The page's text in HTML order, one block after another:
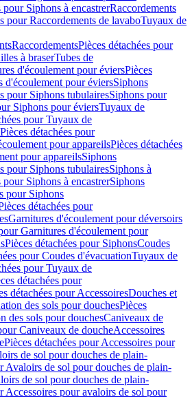
pour Siphons à encastrerRaccordements
pour Raccordements de lavaboTuyaux de
RaccordementsPièces détachées pour
à braserTubes de
d'écoulement pour éviersPièces
d'écoulement pour éviersSiphons
pour Siphons tubulairesSiphons pour
Siphons pour éviersTuyaux de
pour Tuyaux de
Pièces détachées pour
pour appareilsPièces détachées
pour appareilsSiphons
pour Siphons tubulairesSiphons à
pour Siphons à encastrerSiphons
pour Siphons
détachées pour
Garnitures d'écoulement pour déversoirs
Garnitures d'écoulement pour
Pièces détachées pour SiphonsCoudes
pour Coudes d'évacuationTuyaux de
pour Tuyaux de
détachées pour
détachées pour AccessoiresDouches et
des sols pour douchesPièces
des sols pour douchesCaniveaux de
Caniveaux de doucheAccessoires
Pièces détachées pour Accessoires pour
de sol pour douches de plain-
Avaloirs de sol pour douches de plain-
de sol pour douches de plain-
Accessoires pour avaloirs de sol pour